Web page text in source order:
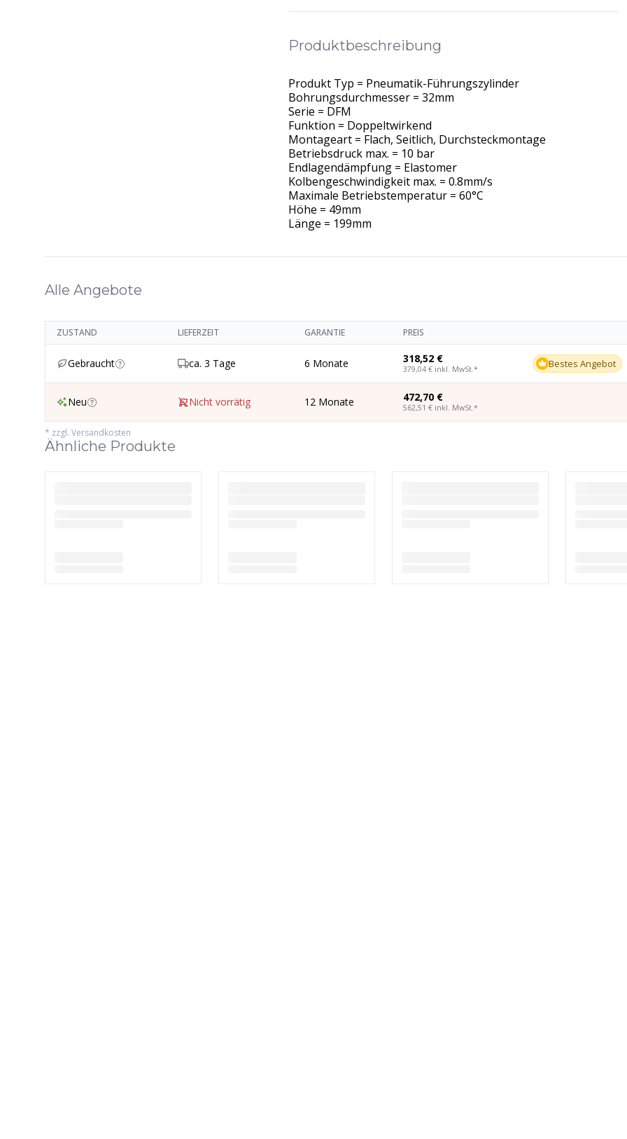
Produktbeschreibung
Produkt Typ = Pneumatik-Führungszylinder
Bohrungsdurchmesser = 32mm
Serie = DFM
Funktion = Doppeltwirkend
Montageart = Flach, Seitlich, Durchsteckmontage
Betriebsdruck max. = 10 bar
Endlagendämpfung = Elastomer
Kolbengeschwindigkeit max. = 0.8mm/s
Maximale Betriebstemperatur = 60°C
Höhe = 49mm
Länge = 199mm
Alle Angebote
ZUSTAND LIEFERZEIT GARANTIE PREIS
Gebraucht ca. 3 Tage 6 Monate 318,52 €
379,04 € inkl. MwSt.* Bestes Angebot
Neu Nicht vorrätig 12 Monate 472,70 €
562,51 € inkl. MwSt.*
* zzgl. Versandkosten
Ähnliche Produkte